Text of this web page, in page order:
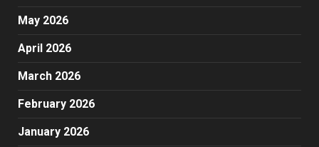
May 2026
April 2026
March 2026
February 2026
January 2026